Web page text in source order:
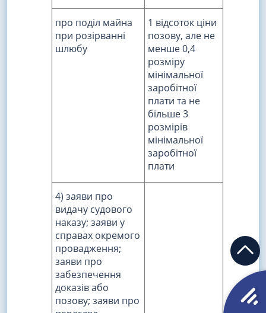
про поділ майна
при розірванні
шлюбу
1 відсоток ціни
позову, але не
менше 0,4
розміру
мінімальної
заробітної
плати та не
більше 3
розмірів
мінімальної
заробітної
плати
4) заяви про
видачу судового
наказу; заяви у
справах окремого
провадження;
заяви про
забезпечення
доказів або
позову; заяви про